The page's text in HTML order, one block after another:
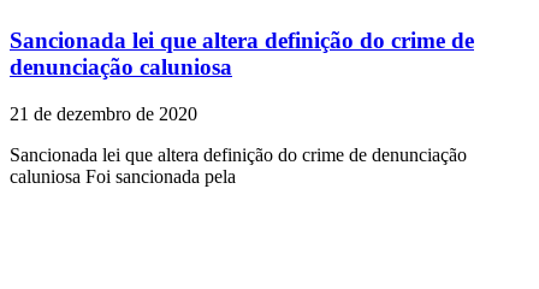
Sancionada lei que altera definição do crime de
denunciação caluniosa
21 de dezembro de 2020
Sancionada lei que altera definição do crime de denunciação
caluniosa Foi sancionada pela